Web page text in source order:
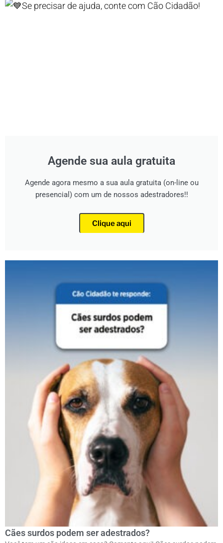
Se precisar de ajuda, conte com Cão Cidadão!
Agende sua aula gratuita
Agende agora mesmo a sua aula gratuita (on-line ou
presencial) com um de nossos adestradores!!
Clique aqui
Cães surdos podem ser adestrados?